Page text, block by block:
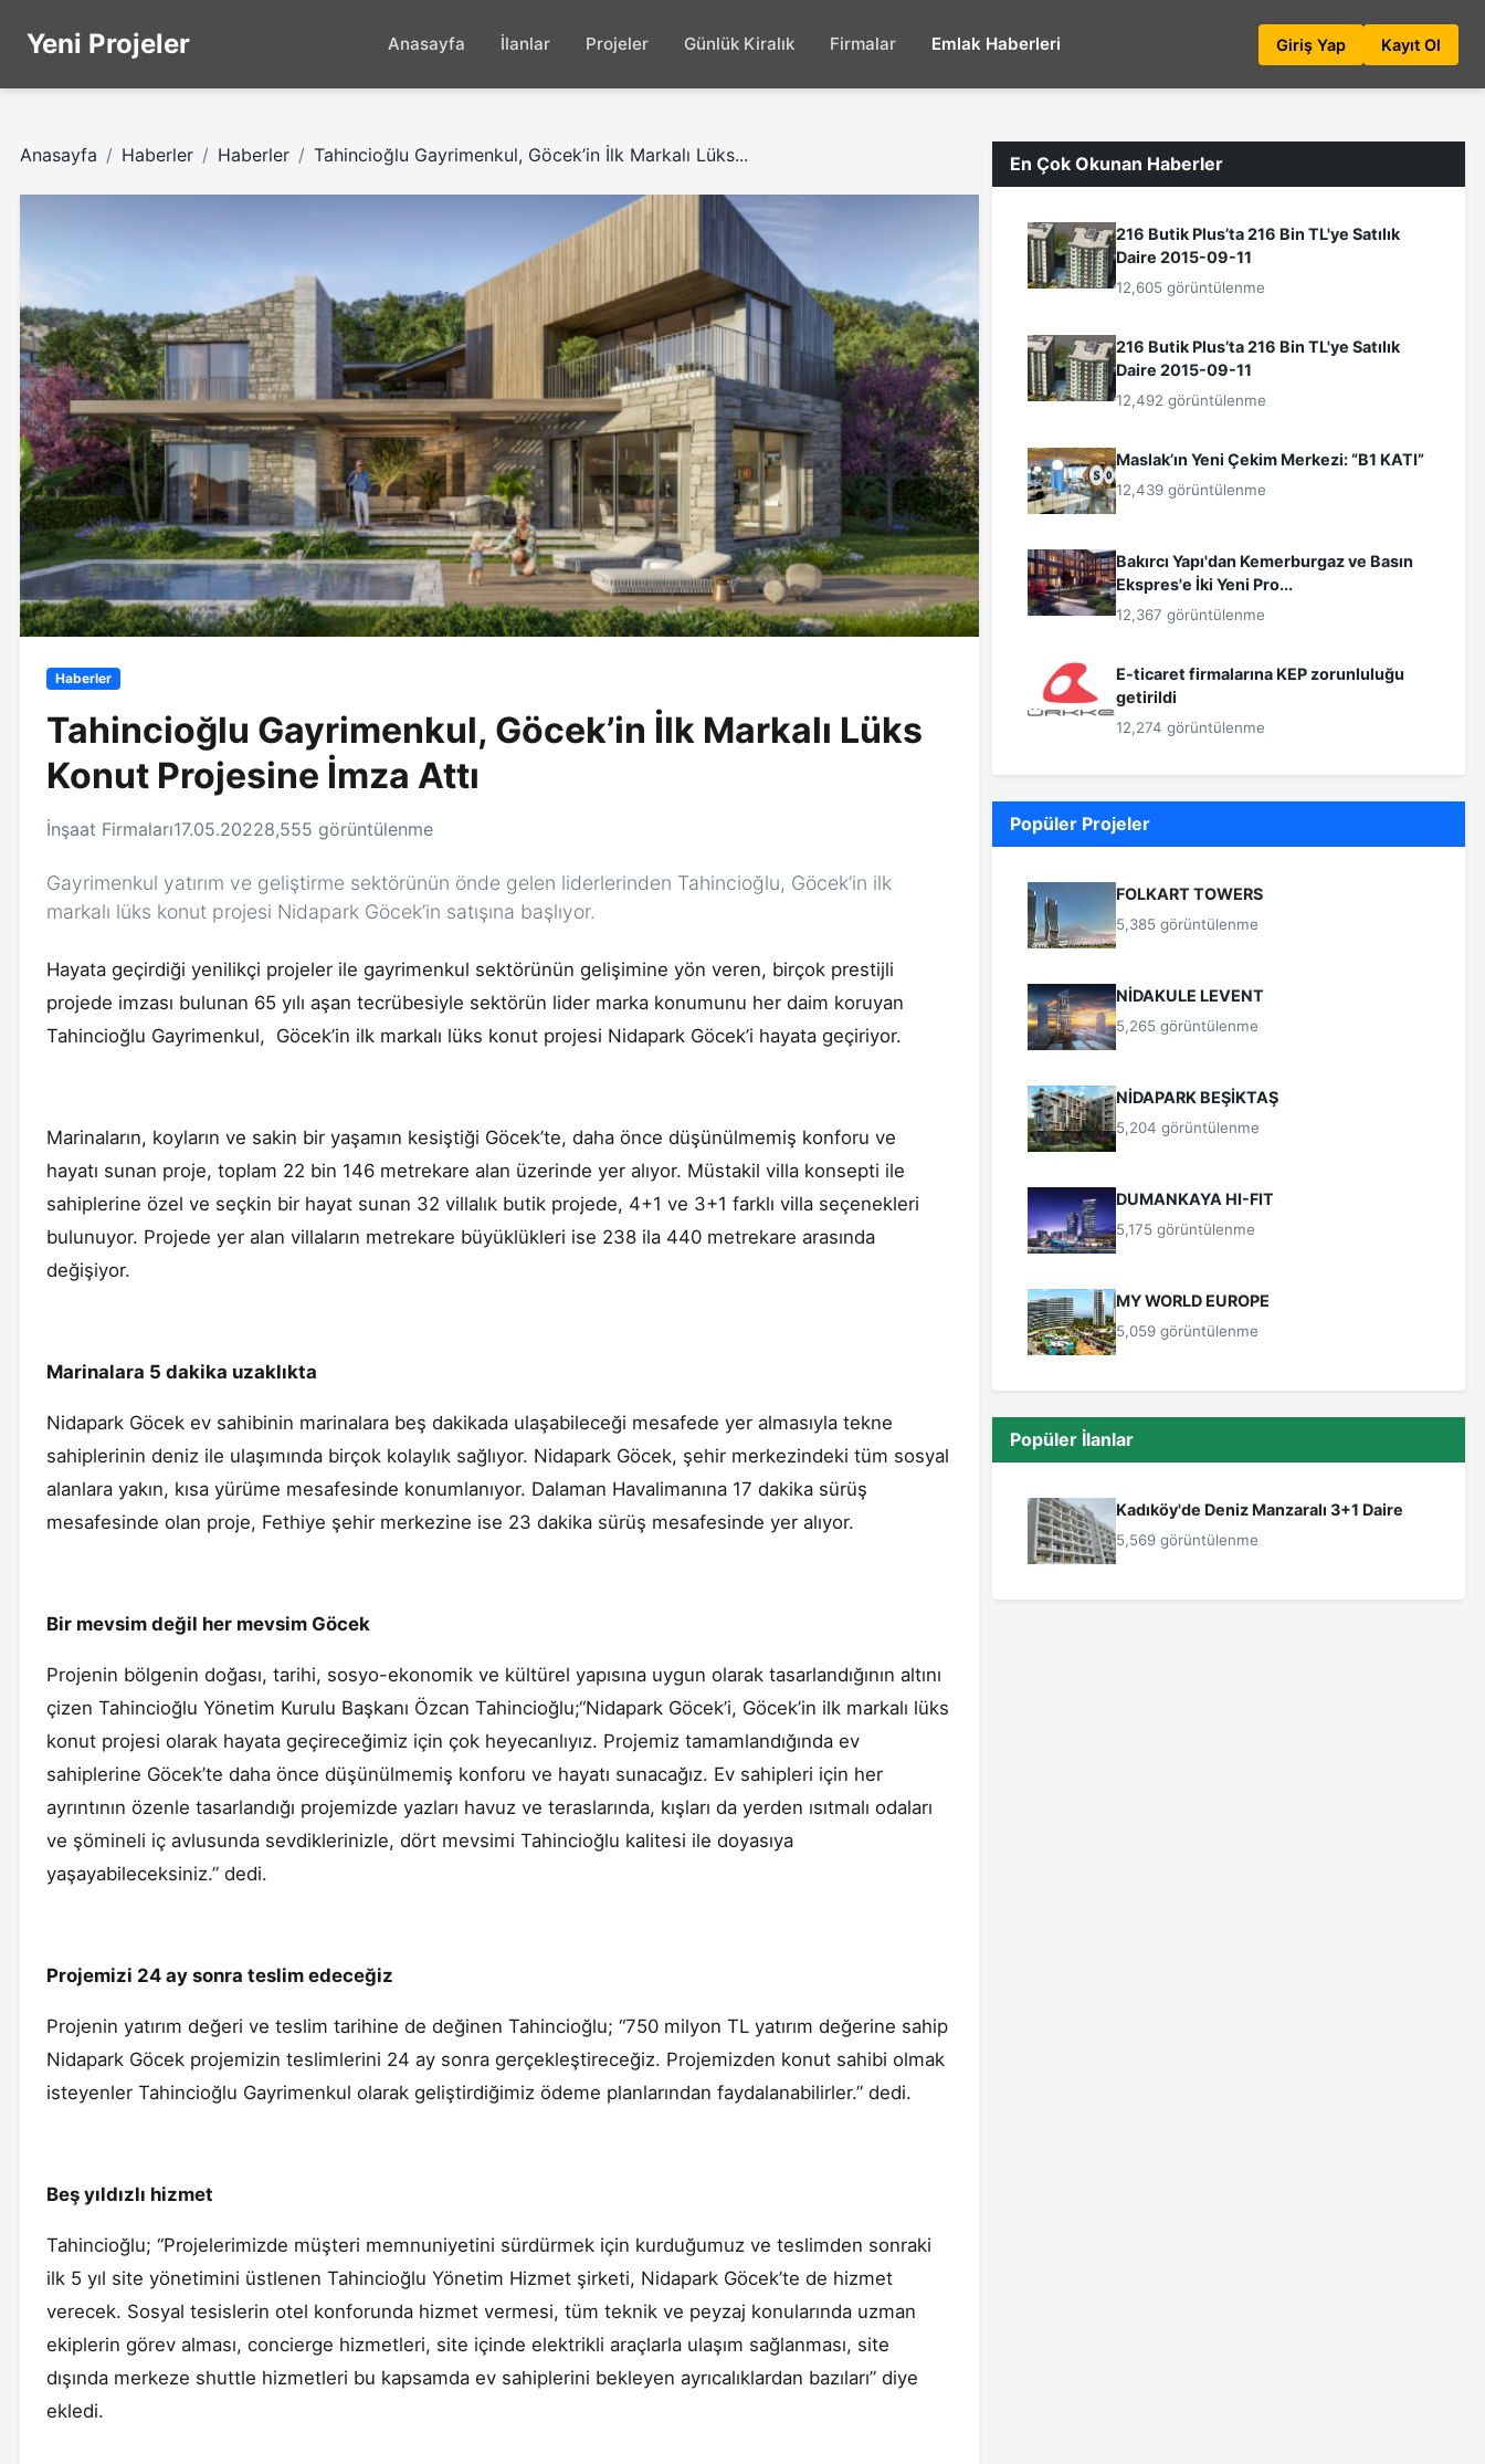
Yeni Projeler Anasayfa İlanlar Projeler Günlük Kiralık Firmalar Emlak Haberleri Giriş Yap Kayıt Ol
Anasayfa Haberler Haberler Tahincioğlu Gayrimenkul, Göcek’in İlk Markalı Lüks...
Haberler
Tahincioğlu Gayrimenkul, Göcek’in İlk Markalı Lüks
Konut Projesine İmza Attı
İnşaat Firmaları17.05.20228,555 görüntülenme
Gayrimenkul yatırım ve geliştirme sektörünün önde gelen liderlerinden Tahincioğlu, Göcek’in ilk
markalı lüks konut projesi Nidapark Göcek’in satışına başlıyor.
Hayata geçirdiği yenilikçi projeler ile gayrimenkul sektörünün gelişimine yön veren, birçok prestijli
projede imzası bulunan 65 yılı aşan tecrübesiyle sektörün lider marka konumunu her daim koruyan
Tahincioğlu Gayrimenkul, Göcek’in ilk markalı lüks konut projesi Nidapark Göcek’i hayata geçiriyor.
Marinaların, koyların ve sakin bir yaşamın kesiştiği Göcek’te, daha önce düşünülmemiş konforu ve
hayatı sunan proje, toplam 22 bin 146 metrekare alan üzerinde yer alıyor. Müstakil villa konsepti ile
sahiplerine özel ve seçkin bir hayat sunan 32 villalık butik projede, 4+1 ve 3+1 farklı villa seçenekleri
bulunuyor. Projede yer alan villaların metrekare büyüklükleri ise 238 ila 440 metrekare arasında
değişiyor.
Marinalara 5 dakika uzaklıkta
Nidapark Göcek ev sahibinin marinalara beş dakikada ulaşabileceği mesafede yer almasıyla tekne
sahiplerinin deniz ile ulaşımında birçok kolaylık sağlıyor. Nidapark Göcek, şehir merkezindeki tüm sosyal
alanlara yakın, kısa yürüme mesafesinde konumlanıyor. Dalaman Havalimanına 17 dakika sürüş
mesafesinde olan proje, Fethiye şehir merkezine ise 23 dakika sürüş mesafesinde yer alıyor.
Bir mevsim değil her mevsim Göcek
Projenin bölgenin doğası, tarihi, sosyo-ekonomik ve kültürel yapısına uygun olarak tasarlandığının altını
çizen Tahincioğlu Yönetim Kurulu Başkanı Özcan Tahincioğlu;“Nidapark Göcek’i, Göcek’in ilk markalı lüks
konut projesi olarak hayata geçireceğimiz için çok heyecanlıyız. Projemiz tamamlandığında ev
sahiplerine Göcek’te daha önce düşünülmemiş konforu ve hayatı sunacağız. Ev sahipleri için her
ayrıntının özenle tasarlandığı projemizde yazları havuz ve teraslarında, kışları da yerden ısıtmalı odaları
ve şömineli iç avlusunda sevdiklerinizle, dört mevsimi Tahincioğlu kalitesi ile doyasıya
yaşayabileceksiniz.” dedi.
Projemizi 24 ay sonra teslim edeceğiz
Projenin yatırım değeri ve teslim tarihine de değinen Tahincioğlu; “750 milyon TL yatırım değerine sahip
Nidapark Göcek projemizin teslimlerini 24 ay sonra gerçekleştireceğiz. Projemizden konut sahibi olmak
isteyenler Tahincioğlu Gayrimenkul olarak geliştirdiğimiz ödeme planlarından faydalanabilirler.” dedi.
Beş yıldızlı hizmet
Tahincioğlu; “Projelerimizde müşteri memnuniyetini sürdürmek için kurduğumuz ve teslimden sonraki
ilk 5 yıl site yönetimini üstlenen Tahincioğlu Yönetim Hizmet şirketi, Nidapark Göcek’te de hizmet
verecek. Sosyal tesislerin otel konforunda hizmet vermesi, tüm teknik ve peyzaj konularında uzman
ekiplerin görev alması, concierge hizmetleri, site içinde elektrikli araçlarla ulaşım sağlanması, site
dışında merkeze shuttle hizmetleri bu kapsamda ev sahiplerini bekleyen ayrıcalıklardan bazıları” diye
ekledi.
En Çok Okunan Haberler
216 Butik Plus’ta 216 Bin TL'ye Satılık
Daire 2015-09-11
12,605 görüntülenme
216 Butik Plus’ta 216 Bin TL'ye Satılık
Daire 2015-09-11
12,492 görüntülenme
Maslak’ın Yeni Çekim Merkezi: “B1 KATI”
12,439 görüntülenme
Bakırcı Yapı'dan Kemerburgaz ve Basın
Ekspres'e İki Yeni Pro...
12,367 görüntülenme
E-ticaret firmalarına KEP zorunluluğu
getirildi
12,274 görüntülenme
Popüler Projeler
FOLKART TOWERS
5,385 görüntülenme
NİDAKULE LEVENT
5,265 görüntülenme
NİDAPARK BEŞİKTAŞ
5,204 görüntülenme
DUMANKAYA HI-FIT
5,175 görüntülenme
MY WORLD EUROPE
5,059 görüntülenme
Popüler İlanlar
Kadıköy'de Deniz Manzaralı 3+1 Daire
5,569 görüntülenme